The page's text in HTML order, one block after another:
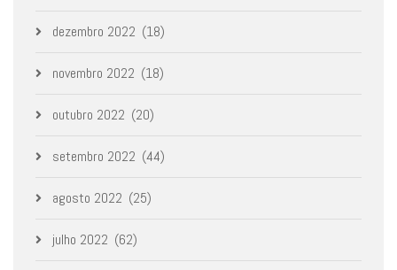
dezembro 2022 (18)
novembro 2022 (18)
outubro 2022 (20)
setembro 2022 (44)
agosto 2022 (25)
julho 2022 (62)